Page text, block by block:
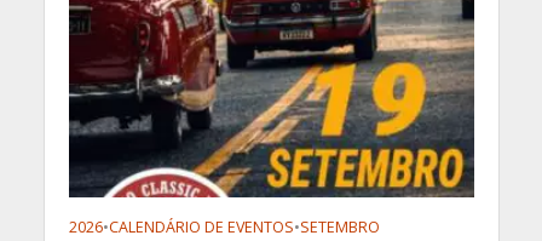
2026•CALENDÁRIO DE EVENTOS•SETEMBRO